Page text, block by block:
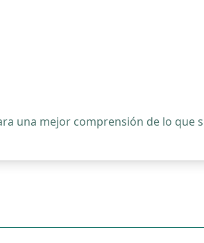
una mejor comprensión de lo que